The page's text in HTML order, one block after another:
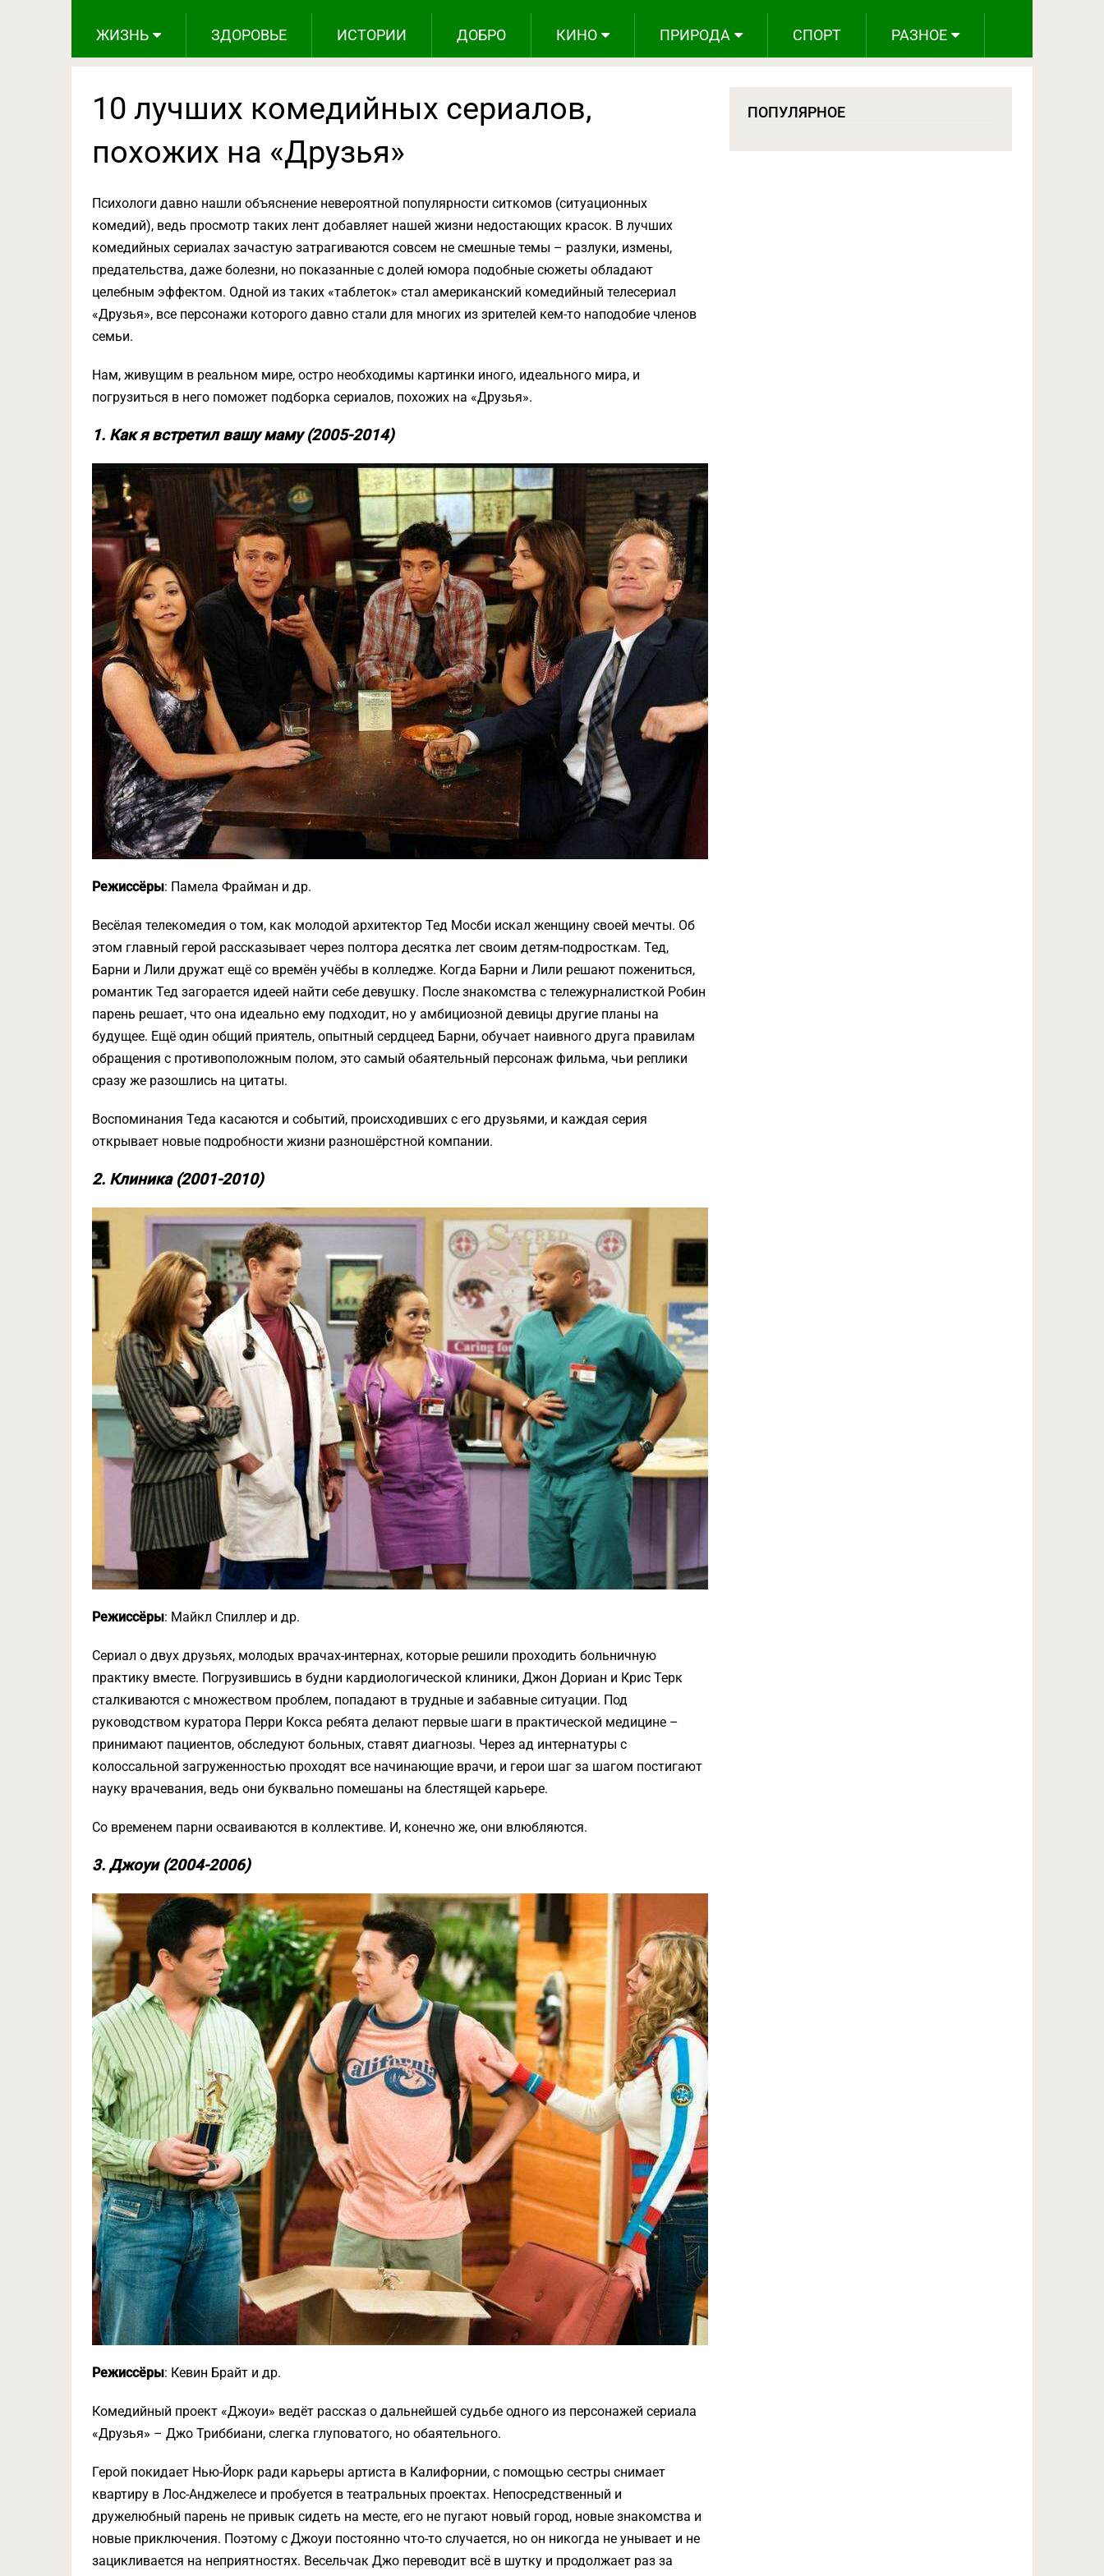
ЖИЗНЬ ЗДОРОВЬЕ ИСТОРИИ ДОБРО КИНО ПРИРОДА СПОРТ РАЗНОЕ
10 лучших комедийных сериалов,
похожих на «Друзья»
Психологи давно нашли объяснение невероятной популярности ситкомов (ситуационных
комедий), ведь просмотр таких лент добавляет нашей жизни недостающих красок. В лучших
комедийных сериалах зачастую затрагиваются совсем не смешные темы – разлуки, измены,
предательства, даже болезни, но показанные с долей юмора подобные сюжеты обладают
целебным эффектом. Одной из таких «таблеток» стал американский комедийный телесериал
«Друзья», все персонажи которого давно стали для многих из зрителей кем-то наподобие членов
семьи.
Нам, живущим в реальном мире, остро необходимы картинки иного, идеального мира, и
погрузиться в него поможет подборка сериалов, похожих на «Друзья».
1. Как я встретил вашу маму (2005-2014)
Режиссёры: Памела Фрайман и др.
Весёлая телекомедия о том, как молодой архитектор Тед Мосби искал женщину своей мечты. Об
этом главный герой рассказывает через полтора десятка лет своим детям-подросткам. Тед,
Барни и Лили дружат ещё со времён учёбы в колледже. Когда Барни и Лили решают пожениться,
романтик Тед загорается идеей найти себе девушку. После знакомства с тележурналисткой Робин
парень решает, что она идеально ему подходит, но у амбициозной девицы другие планы на
будущее. Ещё один общий приятель, опытный сердцеед Барни, обучает наивного друга правилам
обращения с противоположным полом, это самый обаятельный персонаж фильма, чьи реплики
сразу же разошлись на цитаты.
Воспоминания Теда касаются и событий, происходивших с его друзьями, и каждая серия
открывает новые подробности жизни разношёрстной компании.
2. Клиника (2001-2010)
Режиссёры: Майкл Спиллер и др.
Сериал о двух друзьях, молодых врачах-интернах, которые решили проходить больничную
практику вместе. Погрузившись в будни кардиологической клиники, Джон Дориан и Крис Терк
сталкиваются с множеством проблем, попадают в трудные и забавные ситуации. Под
руководством куратора Перри Кокса ребята делают первые шаги в практической медицине –
принимают пациентов, обследуют больных, ставят диагнозы. Через ад интернатуры с
колоссальной загруженностью проходят все начинающие врачи, и герои шаг за шагом постигают
науку врачевания, ведь они буквально помешаны на блестящей карьере.
Со временем парни осваиваются в коллективе. И, конечно же, они влюбляются.
3. Джоуи (2004-2006)
Режиссёры: Кевин Брайт и др.
Комедийный проект «Джоуи» ведёт рассказ о дальнейшей судьбе одного из персонажей сериала
«Друзья» – Джо Триббиани, слегка глуповатого, но обаятельного.
Герой покидает Нью-Йорк ради карьеры артиста в Калифорнии, с помощью сестры снимает
квартиру в Лос-Анджелесе и пробуется в театральных проектах. Непосредственный и
дружелюбный парень не привык сидеть на месте, его не пугают новый город, новые знакомства и
новые приключения. Поэтому с Джоуи постоянно что-то случается, но он никогда не унывает и не
зацикливается на неприятностях. Весельчак Джо переводит всё в шутку и продолжает раз за
ПОПУЛЯРНОЕ